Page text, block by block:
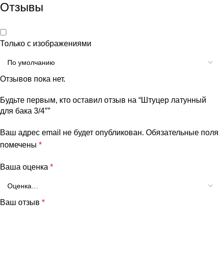
Отзывы
Только с изображениями
Отзывов пока нет.
Будьте первым, кто оставил отзыв на “Штуцер латунный
для бака 3/4″”
Ваш адрес email не будет опубликован. Обязательные поля
помечены *
Ваша оценка *
Ваш отзыв *